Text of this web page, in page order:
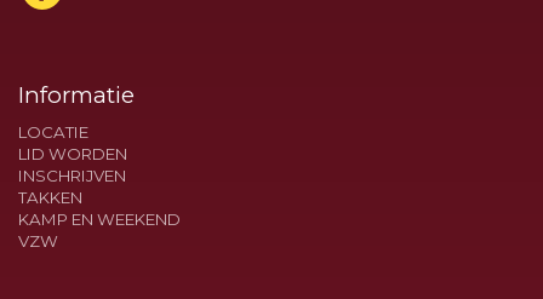
Informatie
LOCATIE
LID WORDEN
INSCHRIJVEN
TAKKEN
KAMP EN WEEKEND
VZW